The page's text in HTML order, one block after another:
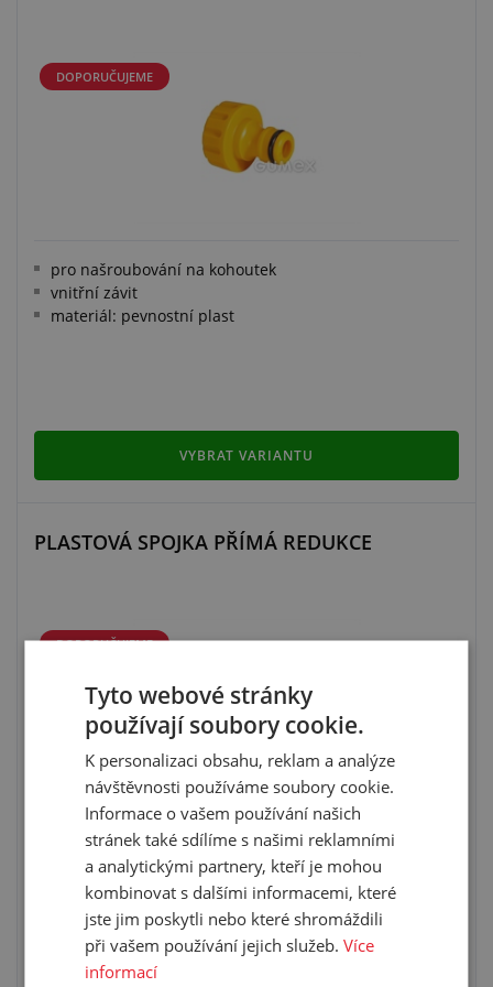
DOPORUČUJEME
pro našroubování na kohoutek
vnitřní závit
materiál: pevnostní plast
VYBRAT VARIANTU
PLASTOVÁ SPOJKA PŘÍMÁ REDUKCE
DOPORUČUJEME
včetně těsnění
materiál: černý plast
Tyto webové stránky
používají soubory cookie.
K personalizaci obsahu, reklam a analýze
návštěvnosti používáme soubory cookie.
Informace o vašem používání našich
stránek také sdílíme s našimi reklamními
a analytickými partnery, kteří je mohou
kombinovat s dalšími informacemi, které
jste jim poskytli nebo které shromáždili
při vašem používání jejich služeb.Více
informací